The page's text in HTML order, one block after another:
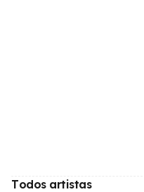
Todos artistas